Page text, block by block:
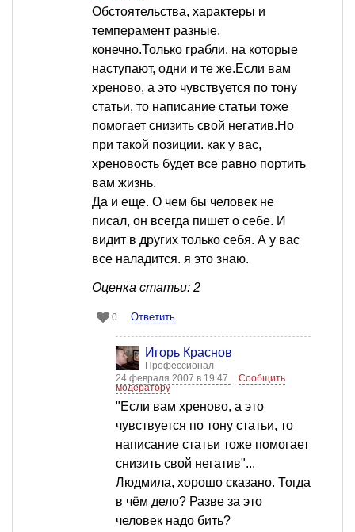
Обстоятельства, характеры и
темперамент разные,
конечно.Только грабли, на которые
наступают, одни и те же.Если вам
хреново, а это чувствуется по тону
статьи, то написание статьи тоже
помогает снизить свой негатив.Но
при такой позиции. как у вас,
хреновость будет все равно портить
вам жизнь.
Да и еще. О чем бы человек не
писал, он всегда пишет о себе. И
видит в других только себя. А у вас
все наладится. я это знаю.
Оценка статьи: 2
0 Ответить
Игорь Краснов
Профессионал
24 февраля 2007 в 19:47
Сообщить
модератору
"Если вам хреново, а это
чувствуется по тону статьи, то
написание статьи тоже помогает
снизить свой негатив"...
Людмила, хорошо сказано. Тогда
в чём дело? Разве за это
человек надо бить?